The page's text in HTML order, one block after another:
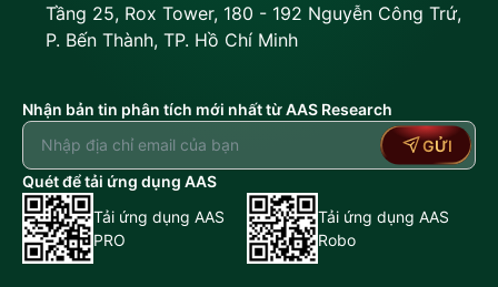
Tầng 25, Rox Tower, 180 - 192 Nguyễn Công Trứ,
P. Bến Thành, TP. Hồ Chí Minh
Nhận bản tin phân tích mới nhất từ AAS Research
GỬI
Quét để tải ứng dụng AAS
Tải ứng dụng AAS
PRO
Tải ứng dụng AAS
Robo